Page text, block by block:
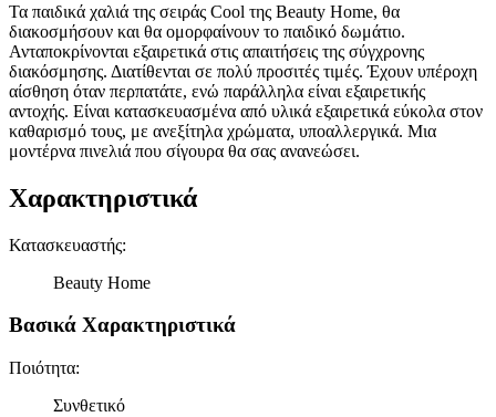
Τα παιδικά χαλιά της σειράς Cool της Beauty Home, θα
διακοσμήσουν και θα ομορφαίνουν το παιδικό δωμάτιο.
Ανταποκρίνονται εξαιρετικά στις απαιτήσεις της σύγχρονης
διακόσμησης. Διατίθενται σε πολύ προσιτές τιμές. Έχουν υπέροχη
αίσθηση όταν περπατάτε, ενώ παράλληλα είναι εξαιρετικής
αντοχής. Είναι κατασκευασμένα από υλικά εξαιρετικά εύκολα στον
καθαρισμό τους, με ανεξίτηλα χρώματα, υποαλλεργικά. Μια
μοντέρνα πινελιά που σίγουρα θα σας ανανεώσει.
Χαρακτηριστικά
Κατασκευαστής:
Beauty Home
Βασικά Χαρακτηριστικά
Ποιότητα:
Συνθετικό